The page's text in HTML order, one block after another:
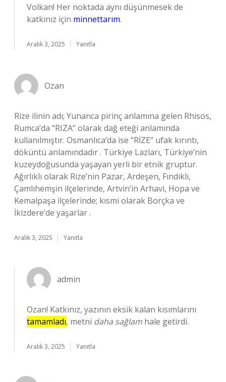
Volkan! Her noktada aynı düşünmesek de
katkınız için minnettarım.
Aralık 3, 2025 Yanıtla
Ozan
Rize ilinin adı; Yunanca pirinç anlamına gelen Rhisos,
Rumca’da “RIZA” olarak dağ eteği anlamında
kullanılmıştır. Osmanlıca’da ise “RİZE” ufak kırıntı,
döküntü anlamındadır . Türkiye Lazları, Türkiye’nin
kuzeydoğusunda yaşayan yerli bir etnik gruptur.
Ağırlıklı olarak Rize’nin Pazar, Ardeşen, Fındıklı,
Çamlıhemşin ilçelerinde, Artvin’in Arhavi, Hopa ve
Kemalpaşa ilçelerinde; kısmi olarak Borçka ve
İkizdere’de yaşarlar .
Aralık 3, 2025 Yanıtla
admin
Ozan! Katkınız, yazının eksik kalan kısımlarını
tamamladı, metni daha sağlam hale getirdi.
Aralık 3, 2025 Yanıtla